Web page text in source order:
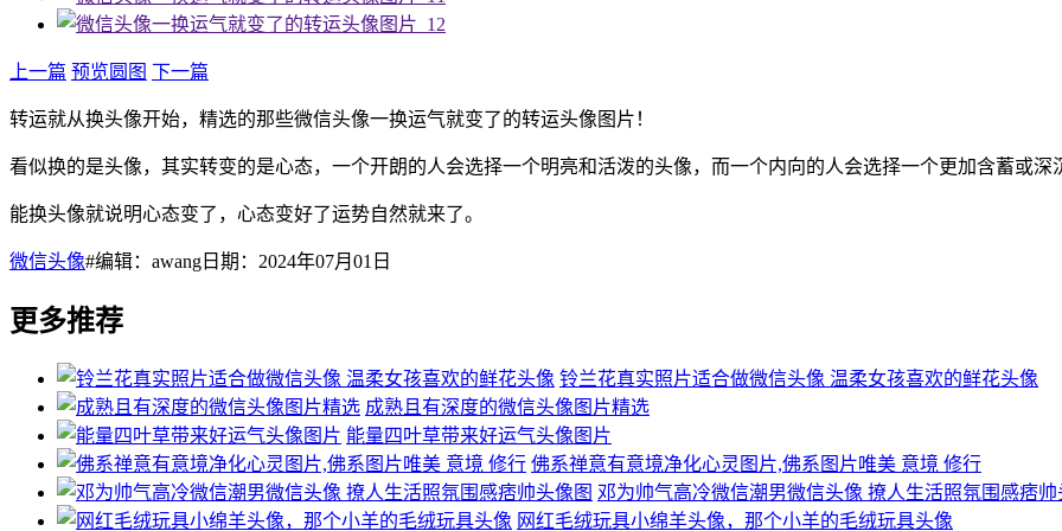
上一篇 预览圆图 下一篇
转运就从换头像开始，精选的那些微信头像一换运气就变了的转运头像图片！
看似换的是头像，其实转变的是心态，一个开朗的人会选择一个明亮和活泼的头像，而一个内向的人会选择一个更加含蓄或深
能换头像就说明心态变了，心态变好了运势自然就来了。
微信头像#编辑：awang日期：2024年07月01日
更多推荐
铃兰花真实照片适合做微信头像 温柔女孩喜欢的鲜花头像
成熟且有深度的微信头像图片精选
能量四叶草带来好运气头像图片
佛系禅意有意境净化心灵图片,佛系图片唯美 意境 修行
邓为帅气高冷微信潮男微信头像 撩人生活照氛围感痞帅
网红毛绒玩具小绵羊头像，那个小羊的毛绒玩具头像